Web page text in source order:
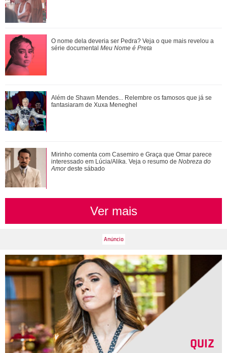
Ariana Grande anuncia pausa na carreira após críticas ao
corpo
Ariana Grande faz desabafo em show sobre decisão de
pausar a carreira: Não foi uma reação...
Além de Shawn Mendes... Relembre os famosos que já se
fantasiaram de Xuxa Meneghel
O nome dela deveria ser Pedra? Veja o que mais revelou a
série documental Meu Nome é Preta
Além de Shawn Mendes... Relembre os famosos que já se
fantasiaram de Xuxa Meneghel
Mirinho comenta com Casemiro e Graça que Omar parece
interessado em Lúcia/Alika. Veja o resumo de Nobreza do
Amordeste sábado
Ver mais
QUIZ